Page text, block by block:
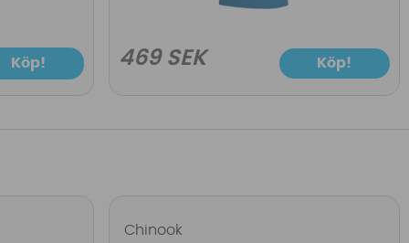
Köp! 469 SEK Köp!
Chinook